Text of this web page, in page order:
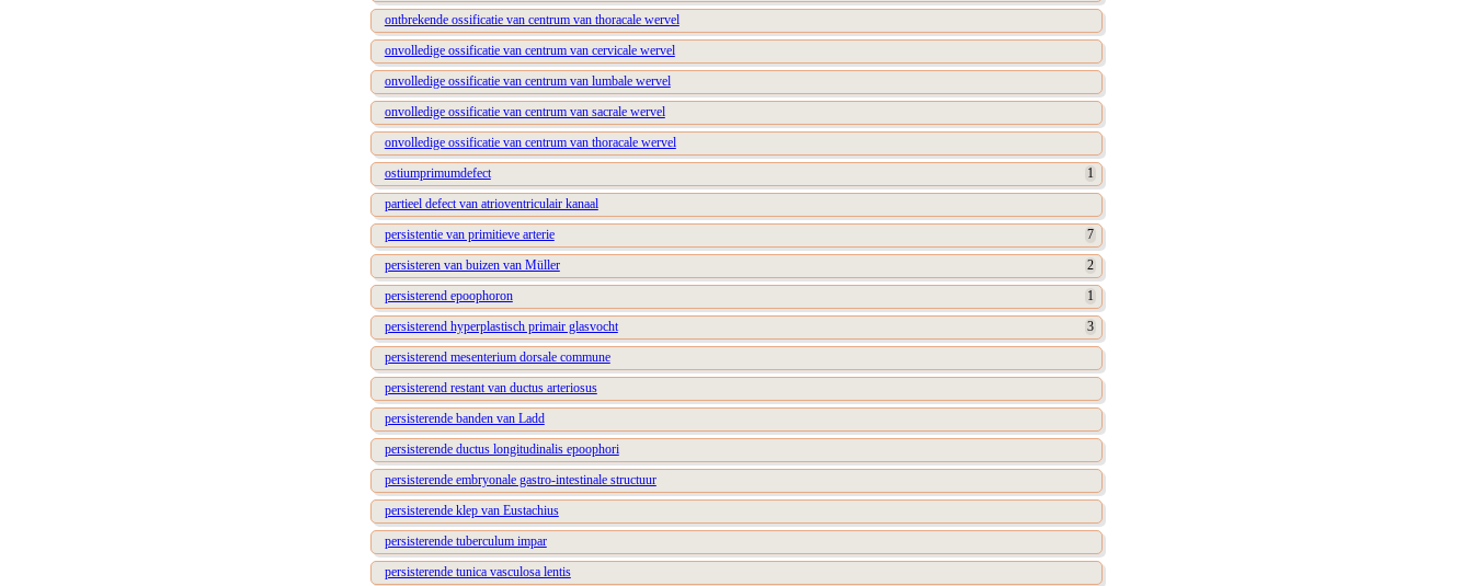
ontbrekende ossificatie van centrum van thoracale wervel
onvolledige ossificatie van centrum van cervicale wervel
onvolledige ossificatie van centrum van lumbale wervel
onvolledige ossificatie van centrum van sacrale wervel
onvolledige ossificatie van centrum van thoracale wervel
ostiumprimumdefect
1
partieel defect van atrioventriculair kanaal
persistentie van primitieve arterie
7
persisteren van buizen van Müller
2
persisterend epoophoron
1
persisterend hyperplastisch primair glasvocht
3
persisterend mesenterium dorsale commune
persisterend restant van ductus arteriosus
persisterende banden van Ladd
persisterende ductus longitudinalis epoophori
persisterende embryonale gastro-intestinale structuur
persisterende klep van Eustachius
persisterende tuberculum impar
persisterende tunica vasculosa lentis